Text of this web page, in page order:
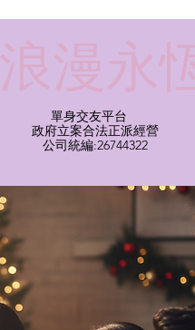
單身交友平台
​政府立案合法正派經營​
​公司統編:26744322
浪漫永